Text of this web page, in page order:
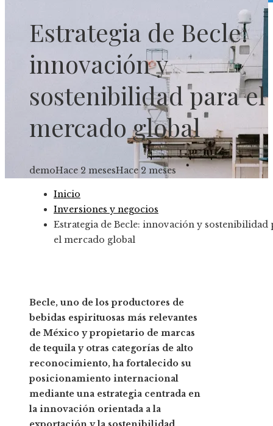
Estrategia de Becle:
innovación y
sostenibilidad para el
mercado global
demoHace 2 mesesHace 2 meses
Inicio
Inversiones y negocios
Estrategia de Becle: innovación y sostenibilidad
el mercado global
Becle, uno de los productores de
bebidas espirituosas más relevantes
de México y propietario de marcas
de tequila y otras categorías de alto
reconocimiento, ha fortalecido su
posicionamiento internacional
mediante una estrategia centrada en
la innovación orientada a la